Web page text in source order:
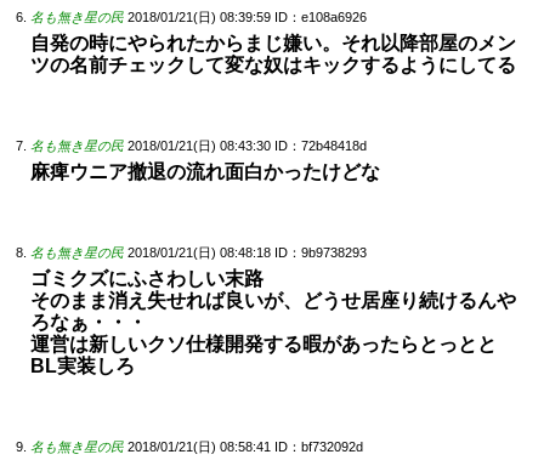
名も無き星の民 2018/01/21(日) 08:39:59 ID：e108a6926
自発の時にやられたからまじ嫌い。それ以降部屋のメン
ツの名前チェックして変な奴はキックするようにしてる
名も無き星の民 2018/01/21(日) 08:43:30 ID：72b48418d
麻痺ウニア撤退の流れ面白かったけどな
名も無き星の民 2018/01/21(日) 08:48:18 ID：9b9738293
ゴミクズにふさわしい末路
そのまま消え失せれば良いが、どうせ居座り続けるんや
ろなぁ・・・
運営は新しいクソ仕様開発する暇があったらとっとと
BL実装しろ
名も無き星の民 2018/01/21(日) 08:58:41 ID：bf732092d